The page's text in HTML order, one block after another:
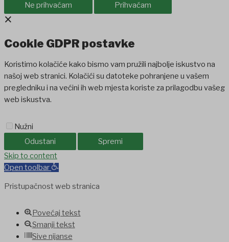
Ne prihvaćam Prihvaćam
×
Cookie GDPR postavke
Koristimo kolačiće kako bismo vam pružili najbolje iskustvo na
našoj web stranici. Kolačići su datoteke pohranjene u vašem
pregledniku i na većini ih web mjesta koriste za prilagodbu vašeg
web iskustva.
Nužni
Odustani
Spremi
Holiganbet
Skip to content
Open toolbar
Pristupačnost web stranica
Povećaj tekst
Smanji tekst
Sive nijanse